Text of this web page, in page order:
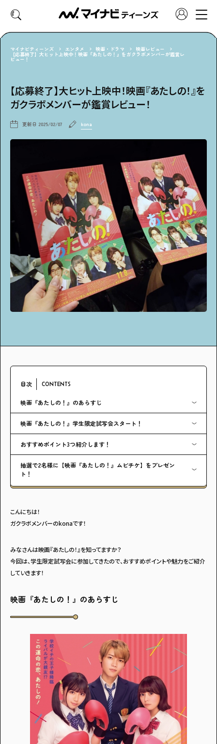
好きなカテゴリーから見る
ファッション ヘア・メイク
グルメ
エンタメ 診断
特集・連載 社会体験
アンケート プレゼント
ティーンのうちにしかできない特別な体験を！
ガクラボへの登録はこちら
アンケートに
答えて
マイナビティーンズ エンタメ 映画・ドラマ 映画レビュー
【応募終了】大ヒット上映中！映画『あたしの！』をガクラボメンバーが鑑賞レ
ビュー！
【応募終了】大ヒット上映中！映画『あたしの！』を
ガクラボメンバーが鑑賞レビュー！
更新日 2025/02/07 kona
目次 CONTENTS
映画『あたしの！』のあらすじ
映画『あたしの！』学生限定試写会スタート！
おすすめポイント3つ紹介します！
抽選で2名様に【映画『あたしの！』ムビチケ】をプレゼン
ト！
こんにちは！
ガクラボメンバーのkonaです！
みなさんは映画『あたしの！』を知ってますか？
今回は、学生限定試写会に参加してきたので、おすすめポイントや魅力をご紹介
していきます！
映画『あたしの！』のあらすじ